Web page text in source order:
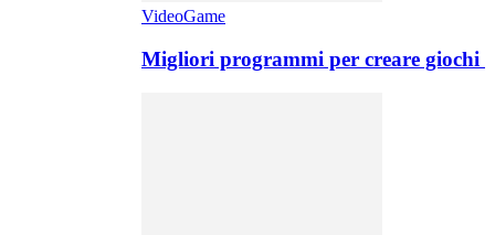
VideoGame
Migliori programmi per creare giochi